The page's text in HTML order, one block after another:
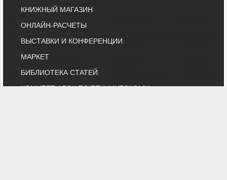
КНИЖНЫЙ МАГАЗИН
ОНЛАЙН-РАСЧЕТЫ
ВЫСТАВКИ И КОНФЕРЕНЦИИ
МАРКЕТ
БИБЛИОТЕКА СТАТЕЙ
КОМИТЕТ АВОК ПО ТЕХНИЧЕСКОМУ